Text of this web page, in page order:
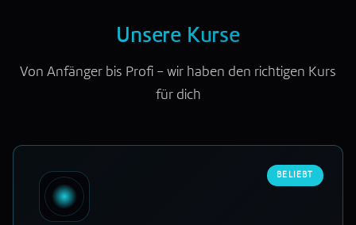
Unsere Kurse
Von Anfänger bis Profi – wir haben den richtigen Kurs
für dich
BELIEBT